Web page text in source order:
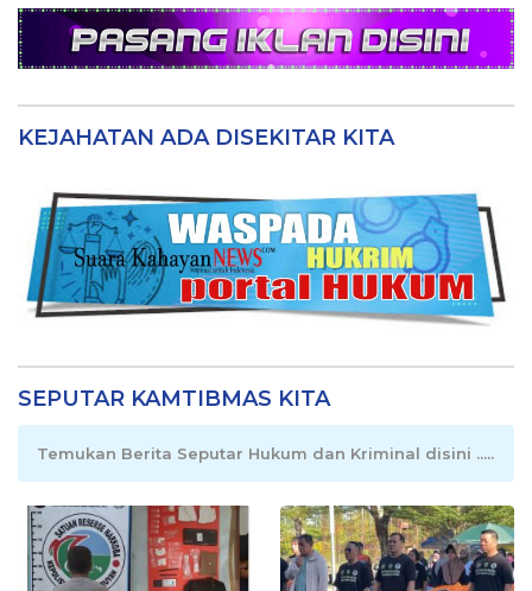
KEJAHATAN ADA DISEKITAR KITA
SEPUTAR KAMTIBMAS KITA
Temukan Berita Seputar Hukum dan Kriminal disini .....